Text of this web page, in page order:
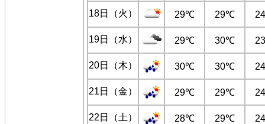
18日（火） 29℃ 29℃
19日（水） 29℃ 30℃
20日（木） 30℃ 30℃
21日（金） 29℃ 29℃
22日（土） 28℃ 29℃